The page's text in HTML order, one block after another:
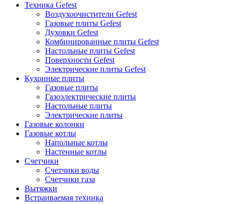
Техника Gefest
Воздухоочистители Gefest
Газовые плиты Gefest
Духовки Gefest
Комбинированные плиты Gefest
Настольные плиты Gefest
Поверхности Gefest
Электрические плиты Gefest
Кухонные плиты
Газовые плиты
Газоэлектрические плиты
Настольные плиты
Электрические плиты
Газовые колонки
Газовые котлы
Напольные котлы
Настенные котлы
Счетчики
Счетчики воды
Счетчики газа
Вытяжки
Встраиваемая техника